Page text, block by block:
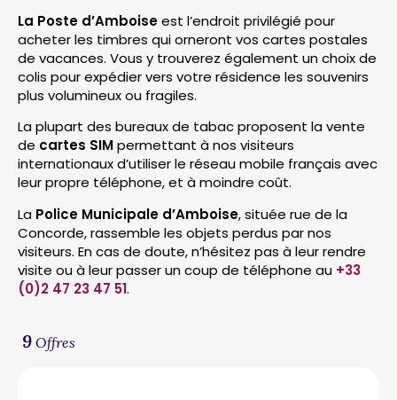
La Poste d’Amboiseest l’endroit privilégié pour
acheter les timbres qui orneront vos cartes postales
de vacances. Vous y trouverez également un choix de
colis pour expédier vers votre résidence les souvenirs
plus volumineux ou fragiles.
La plupart des bureaux de tabac proposent la vente
de cartes SIMpermettant à nos visiteurs
internationaux d’utiliser le réseau mobile français avec
leur propre téléphone, et à moindre coût.
La Police Municipale d’Amboise, située rue de la
Concorde, rassemble les objets perdus par nos
visiteurs. En cas de doute, n’hésitez pas à leur rendre
visite ou à leur passer un coup de téléphone au +33
(0)2 47 23 47 51.
9 Offres